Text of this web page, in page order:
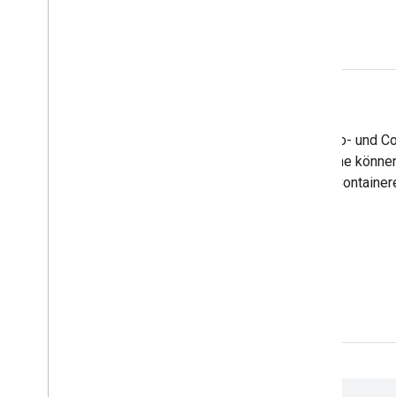
Mit Tag Manager können Sie den Zugriff auf Konto- und
Nutzer delegieren. Berechtigungen auf Kontoebene
„Nutzer“ festgelegt werden. Berechtigungen auf